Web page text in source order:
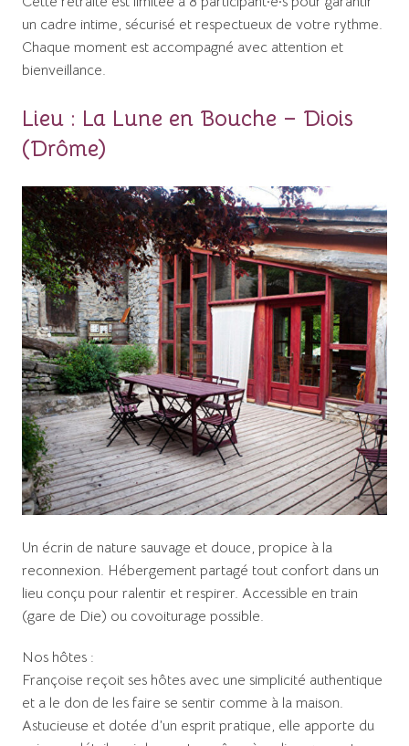
un cadre intime, sécurisé et respectueux de votre rythme.
Chaque moment est accompagné avec attention et
bienveillance.
Lieu : La Lune en Bouche – Diois
(Drôme)
Un écrin de nature sauvage et douce, propice à la
reconnexion. Hébergement partagé tout confort dans un
lieu conçu pour ralentir et respirer. Accessible en train
(gare de Die) ou covoiturage possible.
Nos hôtes :
Françoise reçoit ses hôtes avec une simplicité authentique
et a le don de les faire se sentir comme à la maison.
Astucieuse et dotée d’un esprit pratique, elle apporte du